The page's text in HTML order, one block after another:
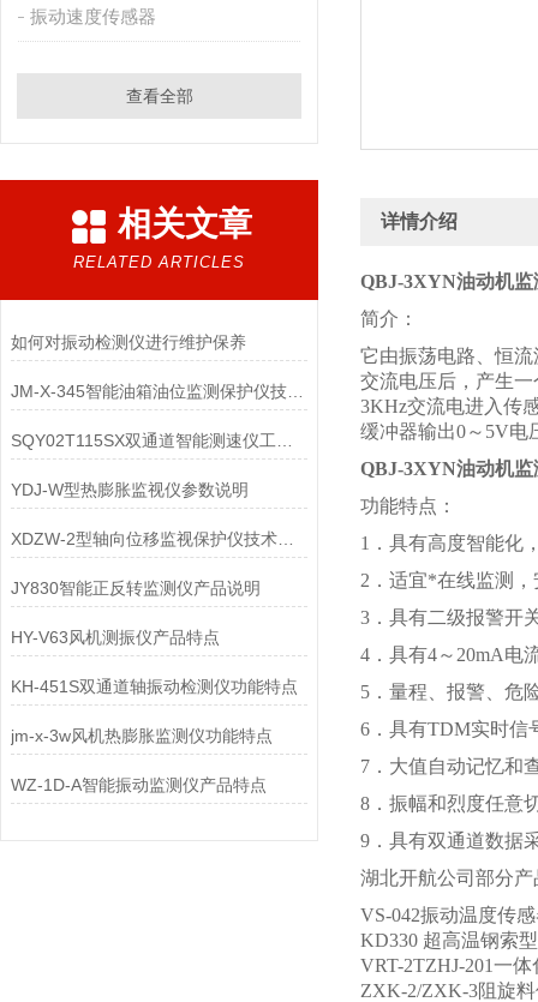
振动速度传感器
查看全部
相关文章
RELATED ARTICLES
如何对振动检测仪进行维护保养
JM-X-345智能油箱油位监测保护仪技术参数
YDJ-W型热膨胀监视仪参数说明
XDZW-2型轴向位移监视保护仪技术参数
JY830智能正反转监测仪产品说明
HY-V63风机测振仪产品特点
KH-451S双通道轴振动检测仪功能特点
jm-x-3w风机热膨胀监测仪功能特点
WZ-1D-A智能振动监测仪产品特点
详情介绍
QBJ-3XYN油动机监
简介：
它由振荡电路、恒
交流电压后，产生
3KHz交流电进入传
缓冲器输出0～5V电
QBJ-3XYN油动机监
功能特点：
1．具有高度智能化
2．适宜*在线监测
3．具有二级报警开
4．具有4～20mA电
5．量程、报警、危
6．具有TDM实时信
7．大值自动记忆和
8．振幅和烈度任意
9．具有双通道数据
湖北开航公司部分产
VS-042振动温度传
KD330 超高温钢索
VRT-2TZHJ-201一
ZXK-2/ZXK-3阻旋